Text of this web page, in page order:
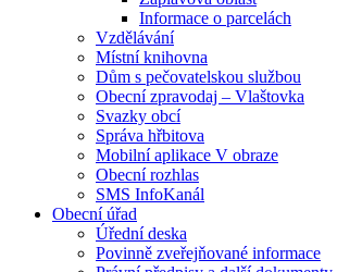
Informace o parcelách
Vzdělávání
Místní knihovna
Dům s pečovatelskou službou
Obecní zpravodaj – Vlaštovka
Svazky obcí
Správa hřbitova
Mobilní aplikace V obraze
Obecní rozhlas
SMS InfoKanál
Obecní úřad
Úřední deska
Povinně zveřejňované informace